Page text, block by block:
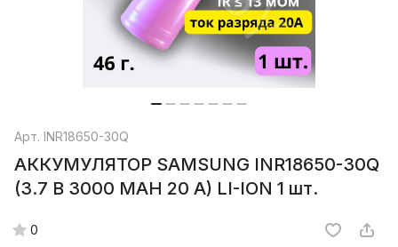
Арт. INR18650-30Q
АККУМУЛЯТОР SAMSUNG INR18650-30Q
(3.7 B 3000 MAH 20 A) LI-ION 1 шт.
0